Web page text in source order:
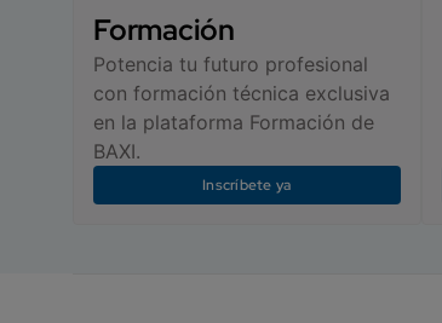
Formación
Potencia tu futuro profesional
con formación técnica exclusiva
en la plataforma Formación de
BAXI.
Inscríbete ya